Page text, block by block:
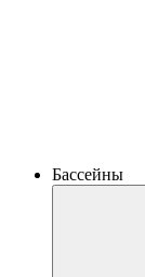
Бассейны